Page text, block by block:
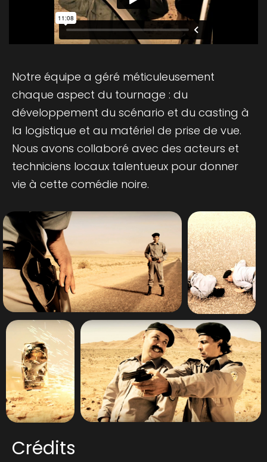
Notre équipe a géré méticuleusement
chaque aspect du tournage : du
développement du scénario et du casting à
la logistique et au matériel de prise de vue.
Nous avons collaboré avec des acteurs et
techniciens locaux talentueux pour donner
vie à cette comédie noire.
Crédits